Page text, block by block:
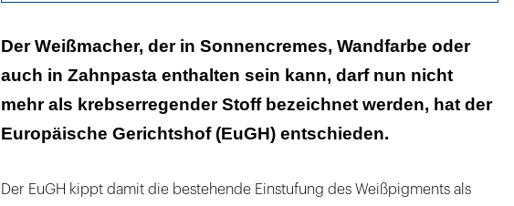
Studie zur Einschätzung war offenbar fehlerhaft
Der Weißmacher, der in Sonnencremes, Wandfarbe oder
auch in Zahnpasta enthalten sein kann, darf nun nicht
mehr als krebserregender Stoff bezeichnet werden, hat der
Europäische Gerichtshof (EuGH) entschieden.
Der EuGH kippt damit die bestehende Einstufung des Weißpigments als